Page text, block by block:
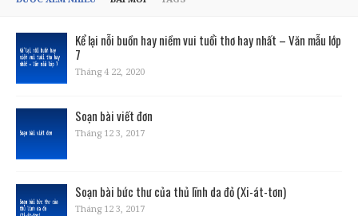
Kể lại nỗi buồn hay niềm vui tuổi thơ hay nhất – Văn mẫu lớp
7
Tháng 4 22, 2020
Soạn bài viết đơn
Tháng 12 3, 2017
Soạn bài bức thư của thủ lĩnh da đỏ (Xi-át-tơn)
Tháng 12 3, 2017